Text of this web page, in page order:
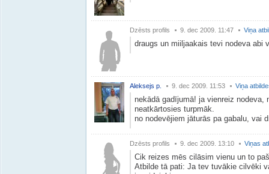
Dzēsts profils 9. dec 2009. 11:47 Viņa
draugs un miiljaakais tevi nodeva
Aleksejs p. 9. dec 2009. 11:53 Viņa
nekādā gadījumā! ja vienreiz
neatkārtosies turpmāk.
no nodevējiem jāturās pa gabalu, vai
Dzēsts profils 9. dec 2009. 13:10 Viņas
Cik reizes mēs cilāsim vienu un to
Atbilde tā pati: Ja tev tuvākie cilvēki